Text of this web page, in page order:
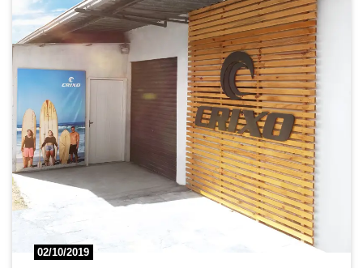
02/10/2019